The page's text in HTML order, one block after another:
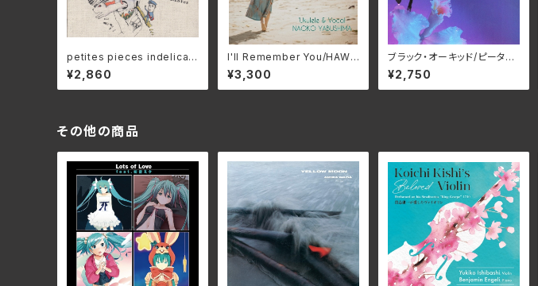
petites pieces indelicat
es - 気の利かない小品集 -
／ クリンペライ＜トイミュー
ジック＞ ＮＣＰ-27
¥2,860
I'll Remember You/HAWA
IIAN Naoko Yabushima(ナ
オコ・ヤブシマ) NPTY-0005
(仕様:CD)
¥3,300
ブラック・オーキッド/ピータ
ー・ムーン・バンド(LP) 25R
P-0014
¥2,750
その他の商品